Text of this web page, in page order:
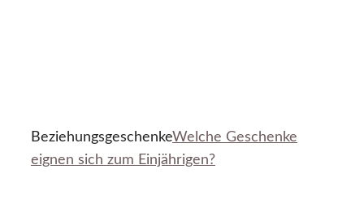
BeziehungsgeschenkeWelche Geschenke
eignen sich zum Einjährigen?